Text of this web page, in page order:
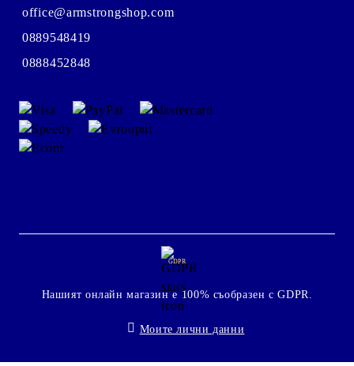
office@armstrongshop.com
0889548419
0888452848
GDPR
Нашият онлайн магазин е 100% съобразен с GDPR.
Моите лични данни